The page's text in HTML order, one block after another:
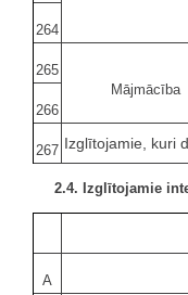
264
265
Mājmācība
266
267 Izglītojamie, kuri
2.4. Izglītojamie
A